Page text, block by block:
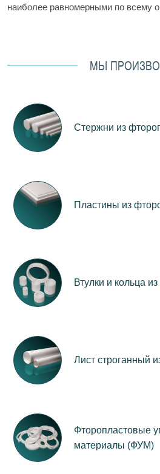
наиболее равномерными по всему
МЫ
Стержни из
Пластины из
Втулки и кольца
Лист строганный
Фторопластовые
материалы (ФУМ)